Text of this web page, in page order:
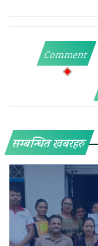
Comment
सम्बन्धित खबरहरु